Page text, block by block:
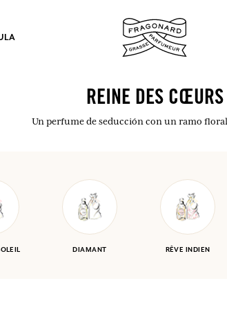
INICIAR SESIÓN
INICIAR SESIÓN
INICIAR SESIÓN
INICIAR SESIÓN
REINE DES CŒURS
Un perfume de seducción con un ramo
DIAMANT RÊVE INDIEN